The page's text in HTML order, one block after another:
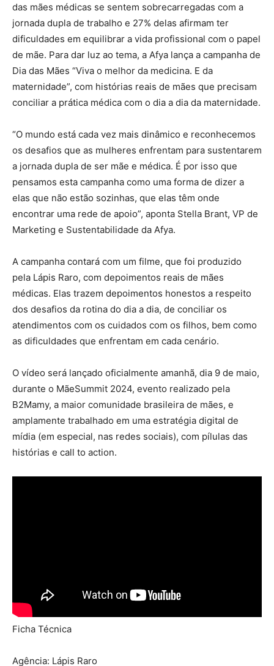
das mães médicas se sentem sobrecarregadas com a
jornada dupla de trabalho e 27% delas afirmam ter
dificuldades em equilibrar a vida profissional com o papel
de mãe. Para dar luz ao tema, a Afya lança a campanha de
Dia das Mães “Viva o melhor da medicina. E da
maternidade”, com histórias reais de mães que precisam
conciliar a prática médica com o dia a dia da maternidade.
“O mundo está cada vez mais dinâmico e reconhecemos
os desafios que as mulheres enfrentam para sustentarem
a jornada dupla de ser mãe e médica. É por isso que
pensamos esta campanha como uma forma de dizer a
elas que não estão sozinhas, que elas têm onde
encontrar uma rede de apoio”, aponta Stella Brant, VP de
Marketing e Sustentabilidade da Afya.
A campanha contará com um filme, que foi produzido
pela Lápis Raro, com depoimentos reais de mães
médicas. Elas trazem depoimentos honestos a respeito
dos desafios da rotina do dia a dia, de conciliar os
atendimentos com os cuidados com os filhos, bem como
as dificuldades que enfrentam em cada cenário.
O vídeo será lançado oficialmente amanhã, dia 9 de maio,
durante o MãeSummit 2024, evento realizado pela
B2Mamy, a maior comunidade brasileira de mães, e
amplamente trabalhado em uma estratégia digital de
mídia (em especial, nas redes sociais), com pílulas das
histórias e call to action.
Ficha Técnica
Agência: Lápis Raro